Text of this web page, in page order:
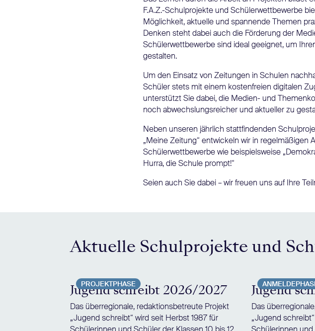
F.A.Z.-Schulprojekte und Schülerwettbewerbe
Möglichkeit, aktuelle und spannende Themen
Denken steht dabei auch die Förderung der
Schülerwettbewerbe sind ideal geeignet, um
gestalten.
Um den Einsatz von Zeitungen in Schulen
Schüler stets mit einem kostenfreien digitalen
unterstützt Sie dabei, die Medien- und
noch abwechslungsreicher und aktueller zu
Neben unseren jährlich stattfindenden
„Meine Zeitung“ entwickeln wir in regelmäßigen
Schülerwettbewerbe wie beispielsweise
Hurra, die Schule prompt!“
Seien auch Sie dabei – wir freuen uns auf Ihre
Aktuelle Schulprojekte und
PROJEKTPHASE
Jugend schreibt 2026/2027
Das überregionale, redaktionsbetreute Projekt
„Jugend schreibt“ wird seit Herbst 1987 für
Jugend
Das
„Jugend